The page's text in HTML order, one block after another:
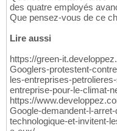
des quatre employés
Que pensez-vous de ce
Lire aussi
https://green-
Googlers-protestent-
les-entreprises-
entreprise-pour-le-climat-
https://
Google-demandent-l-
technologique-et-invitent-